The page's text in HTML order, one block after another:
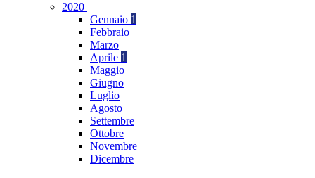
2020
Gennaio 1
Febbraio
Marzo
Aprile 1
Maggio
Giugno
Luglio
Agosto
Settembre
Ottobre
Novembre
Dicembre